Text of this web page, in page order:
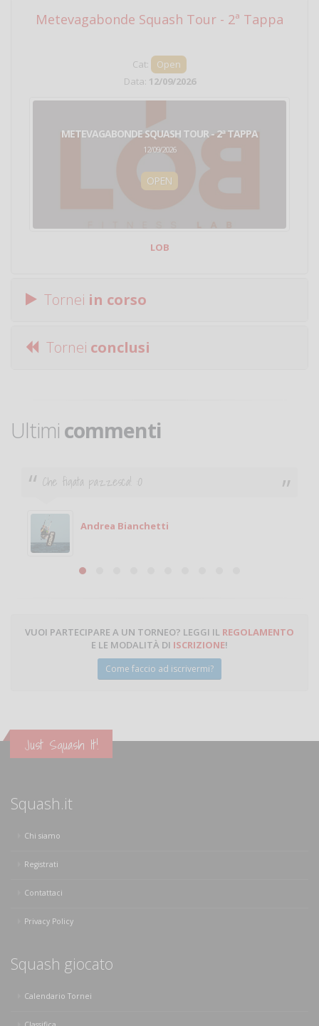
Metevagabonde Squash Tour - 2ª Tappa
Cat:
Open
Data: 12/09/2026
METEVAGABONDE SQUASH TOUR - 2ª TAPPA
12/09/2026
OPEN
LOB
Tornei in corso
Tornei conclusi
Ultimi commenti
Ciao. Sono a Treviglio da poco e vorrei tornare a
giocare. Se sei in zona e puoi giocare fammi sapere.
Michele
Michele Miglionico
VUOI PARTECIPARE A UN TORNEO? LEGGI IL REGOLAMENTO
E LE MODALITÀ DI ISCRIZIONE!
Come faccio ad iscrivermi?
Just Squash It!
Squash.it
Chi siamo
Registrati
Contattaci
Privacy Policy
Squash giocato
Calendario Tornei